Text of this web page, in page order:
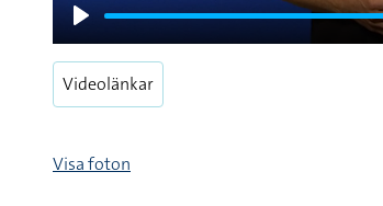
Play
Videolänkar
Visa foton